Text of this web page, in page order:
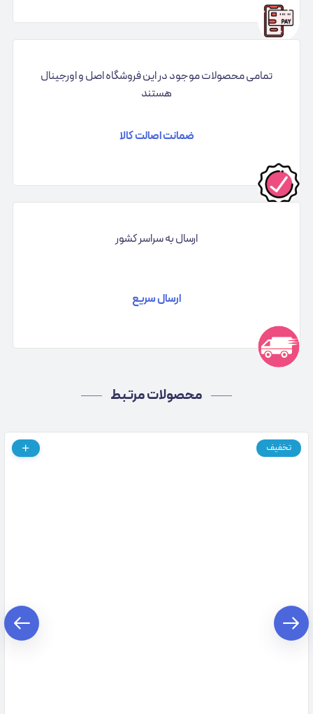
تمامی محصولات موجود در این فروشگاه اصل و اورجینال
هستند
ضمانت اصالت کالا
ارسال به سراسر کشور
ارسال سریع
محصولات مرتبط
تخفیف